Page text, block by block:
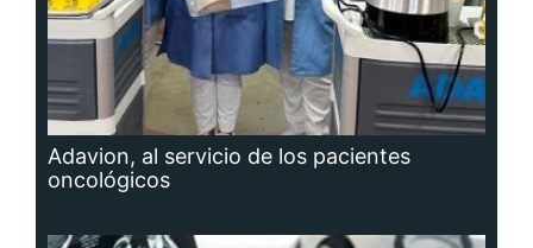
Adavion, al servicio de los pacientes
oncológicos